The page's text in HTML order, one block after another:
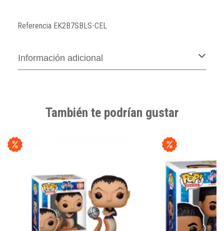
Referencia EK2B7SBLS-CEL
Información adicional
También te podrían gustar